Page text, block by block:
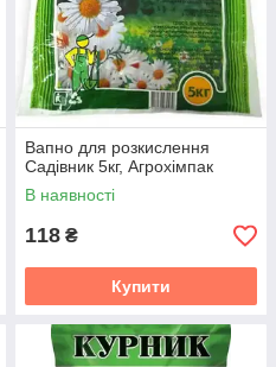
Вапно для розкислення
Садівник 5кг, Агрохімпак
В наявності
118 ₴
Купити